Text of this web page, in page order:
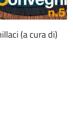
(a cura di)